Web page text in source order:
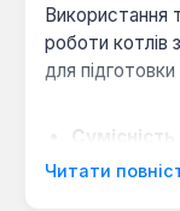
Використання
роботи котлів
для
Читати